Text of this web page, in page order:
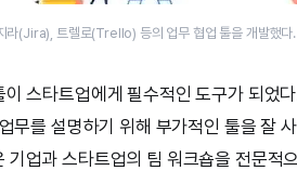
라(Jira), 트렐로(Trello) 등의 업무 협업 툴을 개발했
스타트업에게 필수적인 도구가 되었
무를 설명하기 위해 부가적인 툴을 잘
업과 스타트업의 팀 워크숍을 전문적